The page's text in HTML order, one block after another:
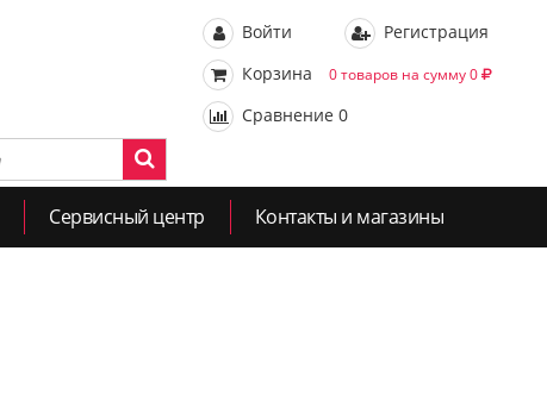
Войти
Регистрация
Корзина
0 товаров на сумму 0
Сравнение 0
Сервисный центр Контакты и магазины